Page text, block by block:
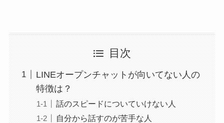
目次
LINEオープンチャットが向いてない人の
特徴は？
話のスピードについていけない人
自分から話すのが苦手な人